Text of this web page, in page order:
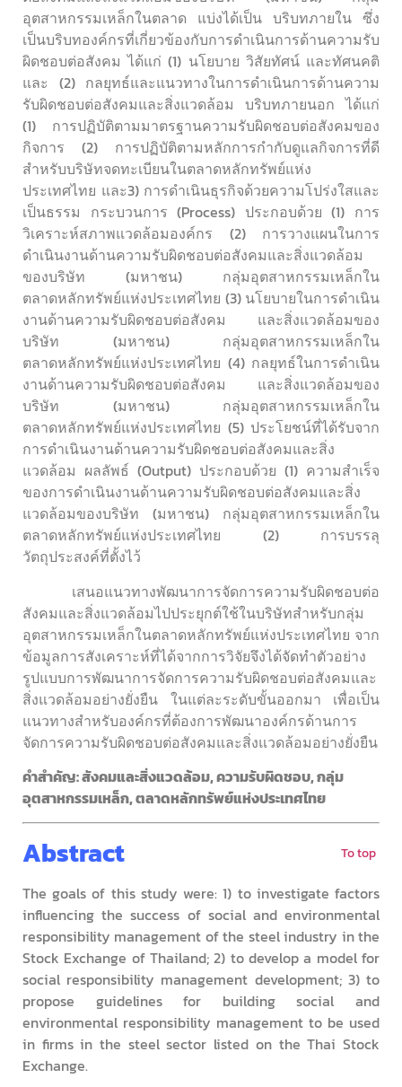
อุตสาหกรรมเหล็กในตลาด แบ่งได้เป็น บริบทภายใน ซึ่ง
เป็นบริบทองค์กรที่เกี่ยวข้องกับการดำเนินการด้านความรับ
ผิดชอบต่อสังคม ได้แก่ (1) นโยบาย วิสัยทัศน์ และทัศนคติ
และ (2) กลยุทธ์และแนวทางในการดำเนินการด้านความ
รับผิดชอบต่อสังคมและสิ่งแวดล้อม บริบทภายนอก ได้แก่
(1) การปฏิบัติตามมาตรฐานความรับผิดชอบต่อสังคมของ
กิจการ (2) การปฏิบัติตามหลักการกำกับดูแลกิจการที่ดี
สำหรับบริษัทจดทะเบียนในตลาดหลักทรัพย์แห่ง
ประเทศไทย และ3) การดำเนินธุรกิจด้วยความโปร่งใสและ
เป็นธรรม กระบวนการ (Process) ประกอบด้วย (1) การ
วิเคราะห์สภาพแวดล้อมองค์กร (2) การวางแผนในการ
ดำเนินงานด้านความรับผิดชอบต่อสังคมและสิ่งแวดล้อม
ของบริษัท (มหาชน) กลุ่มอุตสาหกรรมเหล็กใน
ตลาดหลักทรัพย์แห่งประเทศไทย (3) นโยบายในการดำเนิน
งานด้านความรับผิดชอบต่อสังคม และสิ่งแวดล้อมของ
บริษัท (มหาชน) กลุ่มอุตสาหกรรมเหล็กใน
ตลาดหลักทรัพย์แห่งประเทศไทย (4) กลยุทธ์ในการดำเนิน
งานด้านความรับผิดชอบต่อสังคม และสิ่งแวดล้อมของ
บริษัท (มหาชน) กลุ่มอุตสาหกรรมเหล็กใน
ตลาดหลักทรัพย์แห่งประเทศไทย (5) ประโยชน์ที่ได้รับจาก
การดำเนินงานด้านความรับผิดชอบต่อสังคมและสิ่ง
แวดล้อม ผลลัพธ์ (Output) ประกอบด้วย (1) ความสำเร็จ
ของการดำเนินงานด้านความรับผิดชอบต่อสังคมและสิ่ง
แวดล้อมของบริษัท (มหาชน) กลุ่มอุตสาหกรรมเหล็กใน
ตลาดหลักทรัพย์แห่งประเทศไทย (2) การบรรลุ
วัตถุประสงค์ที่ตั้งไว้
เสนอแนวทางพัฒนาการจัดการความรับผิดชอบต่อ
สังคมและสิ่งแวดล้อมไปประยุกต์ใช้ในบริษัทสำหรับกลุ่ม
อุตสาหกรรมเหล็กในตลาดหลักทรัพย์แห่งประเทศไทย จาก
ข้อมูลการสังเคราะห์ที่ได้จากการวิจัยจึงได้จัดทำตัวอย่าง
รูปแบบการพัฒนาการจัดการความรับผิดชอบต่อสังคมและ
สิ่งแวดล้อมอย่างยั่งยืน ในแต่ละระดับขั้นออกมา เพื่อเป็น
แนวทางสำหรับองค์กรที่ต้องการพัฒนาองค์กรด้านการ
จัดการความรับผิดชอบต่อสังคมและสิ่งแวดล้อมอย่างยั่งยืน
คำสำคัญ: สังคมและสิ่งแวดล้อม, ความรับผิดชอบ, กลุ่ม
อุตสาหกรรมเหล็ก, ตลาดหลักทรัพย์แห่งประเทศไทย
Abstract To top
The goals of this study were: 1) to investigate factors
influencing the success of social and environmental
responsibility management of the steel industry in the
Stock Exchange of Thailand; 2) to develop a model for
social responsibility management development; 3) to
propose guidelines for building social and
environmental responsibility management to be used
in firms in the steel sector listed on the Thai Stock
Exchange.